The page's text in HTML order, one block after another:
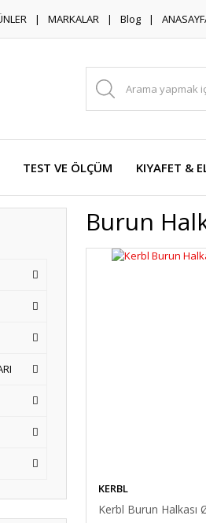
MARKALAR Blog
TEST VE ÖLÇÜM KIYAFET &
Burun
KERBL
Kerbl Burun Halkası